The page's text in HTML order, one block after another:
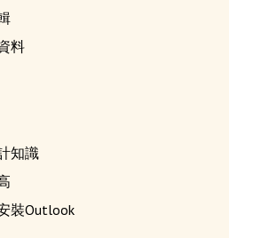
料
知識
裝Outlook